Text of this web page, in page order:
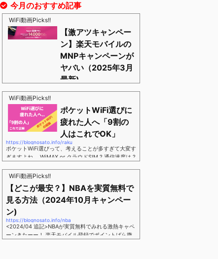
今月のおすすめ記事
WiFi動画Picks!!
【激アツキャンペー
ン】楽天モバイルの
MNPキャンペーンが
ヤバい（2025年3月
最新)
激あつキャペーンまだまだ継続中ーー！プラチナバン
ドもはじまったし、これからは楽天モバイルの時代っ
す。三木谷さん紹介リンク経由をするだけ。最大1,40
00円ポイント→ 乗り換えなら14,000ポイント→ 新
規で7,000ポイントしかも、複数回線でもOKという好
条件。 三木谷さん紹介キャンペーン＼激熱の三木谷
さんキャンペーン／2回線目以降でもOK再契約でもで
もOK背水の陣の楽天モバイル。ついに「最後の賭
け」とも思えるポイントばら撒きキャンペーンを発動
してきました。■キャンペーン概要三木谷社長の特別
招待ページから楽天モバイ...
WiFi動画Picks!!
ポケットWiFi選びに
疲れた人へ「9割の
人はこれでOK」
https://blognosato.info/raku
ポケットWiFi選びって、考えることが多すぎて大変す
ぎますよね。 WiMAX or クラウドSIM ? 通信速度は ?
負担は ?もう知らん、って感じですよね。私もWiFi関
連のメディアを3年間運用してきましたが「結局みん
なコレでいいのでは？」という結論にいたりました。
ということで、「ポケットWiFi選びに疲れた」「結局
どれがいいのか分からない」と言う人向けに【最終
解】を用意しました。ポケットWiFiのヘビーユーザー
視点で「90％の人はこれだけでいいやん」というも
のなので、「多...
WiFi動画Picks!!
【どこが最安？】NBAを実質無料で
見る方法（2024年10月キャンペー
ン)
https://blognosato.info/nba
<2024/04 追記>NBAが実質無料でみれる激熱キャペ
ーンきたーー！ 楽天モバイル登録でポイントばら撒